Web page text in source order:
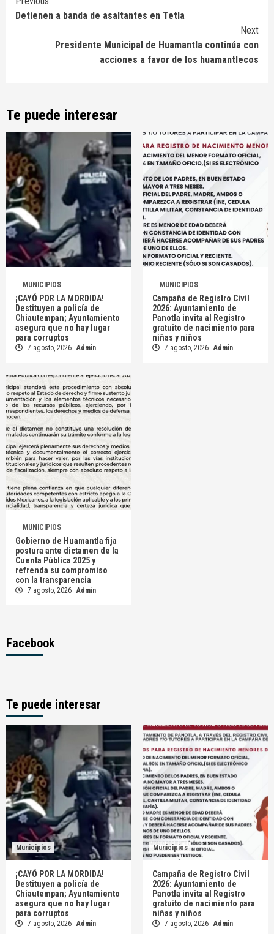
Reading
Detienen a banda de asaltantes en Tetla
Next
Presidente Municipal de Huamantla continúa con
acciones a favor de los huamantlecos
Te puede interesar
MUNICIPIOS
¡CAYÓ POR LA MORDIDA!
Destituyen a policía de
Chiautempan; Ayuntamiento
asegura que no hay lugar
para corruptos
7 agosto, 2026 Admin
MUNICIPIOS
Campaña de Registro Civil
2026: Ayuntamiento de
Panotla invita al Registro
gratuito de nacimiento para
niñas y niños
7 agosto, 2026 Admin
MUNICIPIOS
Gobierno de Huamantla fija
postura ante dictamen de la
Cuenta Pública 2025 y
refrenda su compromiso
con la transparencia
7 agosto, 2026 Admin
Facebook
Te puede interesar
Municipios
¡CAYÓ POR LA MORDIDA!
Destituyen a policía de
Chiautempan; Ayuntamiento
asegura que no hay lugar
para corruptos
7 agosto, 2026 Admin
Municipios
Campaña de Registro Civil
2026: Ayuntamiento de
Panotla invita al Registro
gratuito de nacimiento para
niñas y niños
7 agosto, 2026 Admin